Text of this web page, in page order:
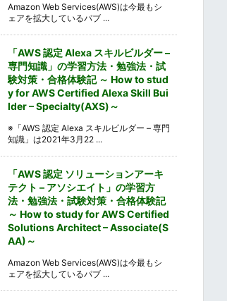
Amazon Web Services(AWS)は今最もシ
ェアを拡大しているパブ ...
「AWS 認定 Alexa スキルビルダー –
専門知識」の学習方法・勉強法・試
験対策・合格体験記 ～ How to stud
y for AWS Certified Alexa Skill Bui
lder – Specialty(AXS)～
※「AWS 認定 Alexa スキルビルダー – 専門
知識」は2021年3月22 ...
「AWS 認定 ソリューションアーキ
テクト – アソシエイト」の学習方
法・勉強法・試験対策・合格体験記
～ How to study for AWS Certified
Solutions Architect – Associate(S
AA)～
Amazon Web Services(AWS)は今最もシ
ェアを拡大しているパブ ...